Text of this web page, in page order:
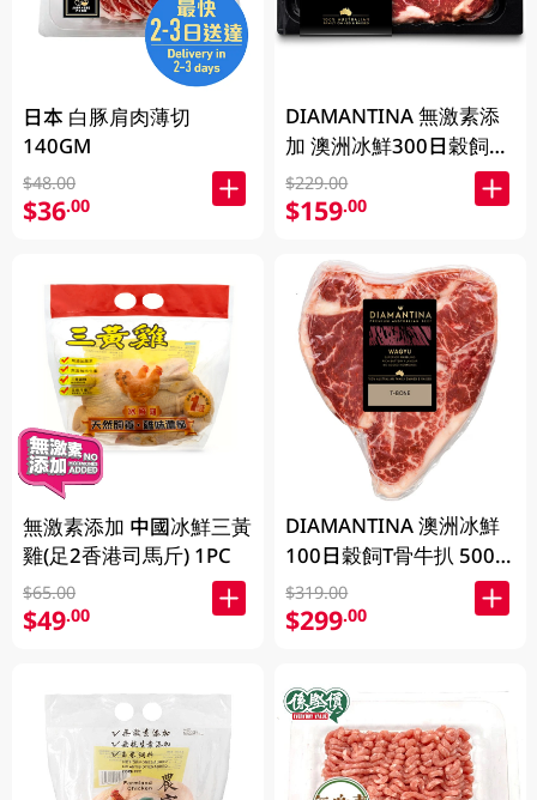
日本 白豚肩肉薄切
140GM
$48.00
$36.00
無激素添加 中國冰鮮三黃
雞(足2香港司馬斤) 1PC
$65.00
$49.00
DIAMANTINA 無激素添
加 澳洲冰鮮300日穀飼和
牛肉眼扒SB4+ 200克
$229.00
$159.00
DIAMANTINA 澳洲冰鮮
100日穀飼T骨牛扒 500
克 (包裝隨機發貨)
$319.00
$299.00